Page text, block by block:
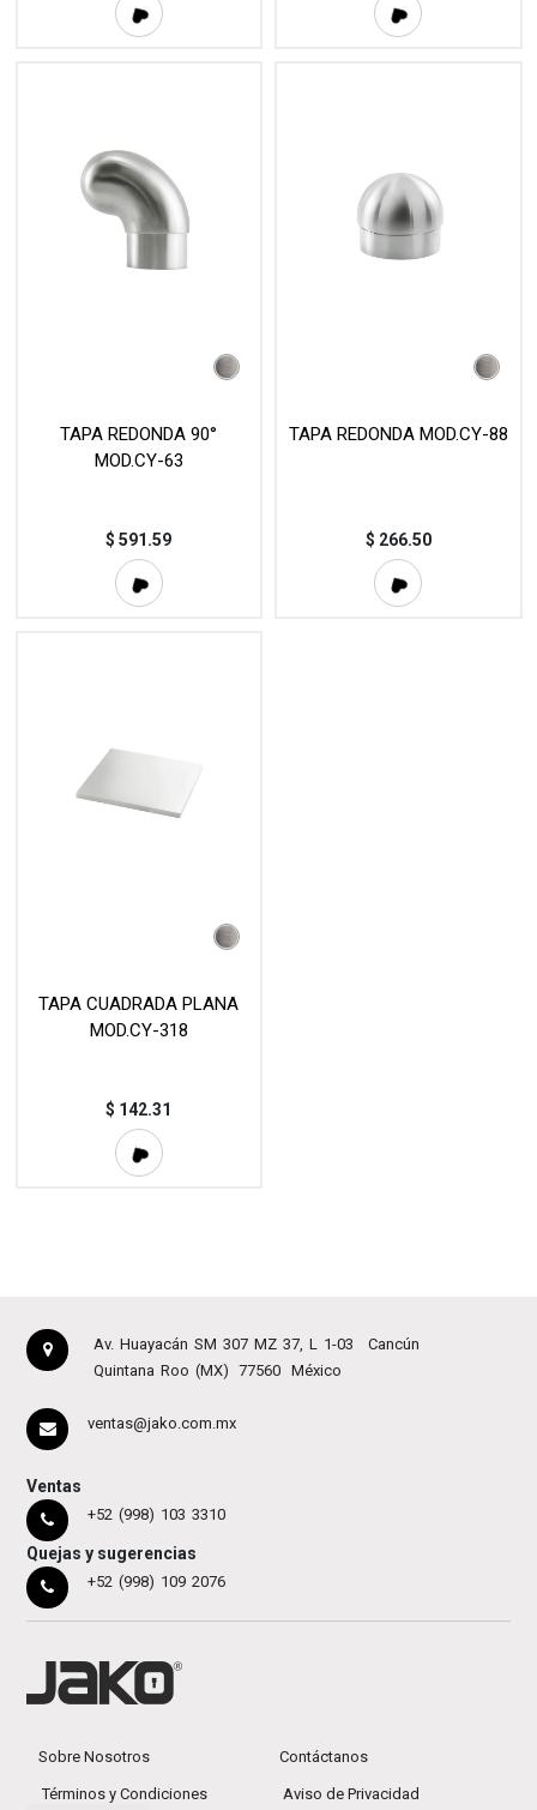
TAPA REDONDA 90°
MOD.CY-63
$591.59
TAPA REDONDA MOD.CY-88
$ 266.50
TAPA CUADRADA PLANA
MOD.CY-318
$ 142.31
Av. Huayacán SM 307 MZ 37, L 1-03
Cancún
Quintana Roo (MX)
77560 México
ventas@jako.com.mx
Ventas
+52 (998) 103 3310
Quejas y sugerencias
+52 (998) 109 2076
Sobre Nosotros Contáctanos
Términos y Condiciones Aviso de Privacidad